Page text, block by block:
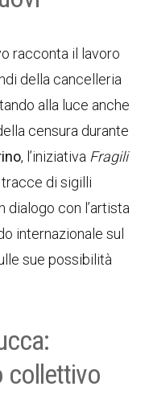
racconta il lavoro
della cancelleria
alla luce anche
censura durante
, l’iniziativa Fragili
di sigilli
dialogo con l’artista
internazionale sul
sue possibilità
collettivo